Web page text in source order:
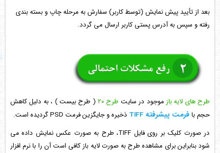
بعد از تأیید پیش نمایش (توسط کاربر) سفارش به مرحله چاپ و بسته بندی
رفته و سپس به آدرس پستی کاربر ارسال می گردد.
طرح های لایه بازموجود در سایت طرح ۲۰
( طرح بیست ) ، به دلیل کاهش
حجم با فرمت پیشرفته TIFF
ذخیره و جایگزین فرمت PSD گردیده است.
در صورت کلیک بر روی فایل TIFF، طرح به صورت عکس نمایش داده می
شود بنابراین برای مشاهده طرح به صورت لایه باز کافی است آن را با نرم افزار